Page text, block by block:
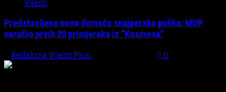
Vijesti
Predstavljena nova domaća snajperska puška: MUP
naručio prvih 20 primjeraka iz “Kosmosa”
Redakcija Vijesti Plus
0